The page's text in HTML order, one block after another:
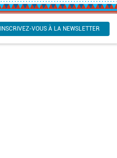
INSCRIVEZ-VOUS À LA NEWSLETTER